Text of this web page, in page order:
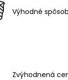
Výhodné
Zvýhodnená